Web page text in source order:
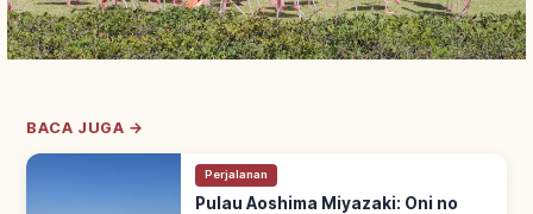
BACA JUGA →
Perjalanan
Pulau Aoshima Miyazaki: Oni no